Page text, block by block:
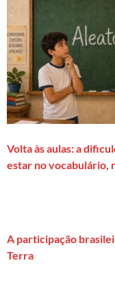
Volta às aulas: a
estar no vocabulário,
A participação
Terra